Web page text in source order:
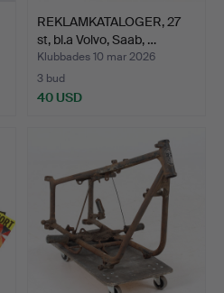
REKLAMKATALOGER, 27
st, bl.a Volvo, Saab, …
Klubbades 10 mar 2026
3 bud
40 USD